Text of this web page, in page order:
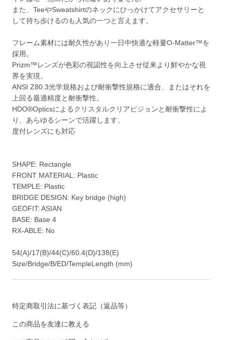
また、TeeやSweatshirtのネックにひっかけてアクセサリーと
して持ち歩けるのも人気の一つと言えます。
フレーム素材には耐久性があり一日中快適な軽量O-Matter™を
採用。
Prizm™レンズが色彩の視認性を向上させ従来より鮮やかな視
界を実現。
ANSI Z80.3光学規格および耐衝撃性規格に適合、またはそれを
上回る最適精度と耐衝撃性。
HDO®Opticsによるクリスタルクリアビジョンと耐衝撃性によ
り、あらゆるシーンで活躍します。
度付レンズにも対応
SHAPE: Rectangle
FRONT MATERIAL: Plastic
TEMPLE: Plastic
BRIDGE DESIGN: Key bridge (high)
GEOFIT: ASIAN
BASE: Base 4
RX-ABLE: No
54(A)/17(B)/44(C)/60.4(D)/138(E)
Size/Bridge/B/ED/TempleLength (mm)
特定商取引法に基づく表記（返品等）
この商品を友達に教える